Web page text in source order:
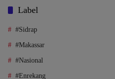
Label
#Sidrap
#Makassar
#Nasional
#Enrekang